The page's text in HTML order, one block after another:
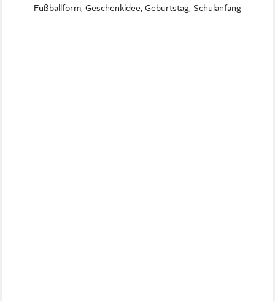
Fußballform, Geschenkidee, Geburtstag, Schulanfang